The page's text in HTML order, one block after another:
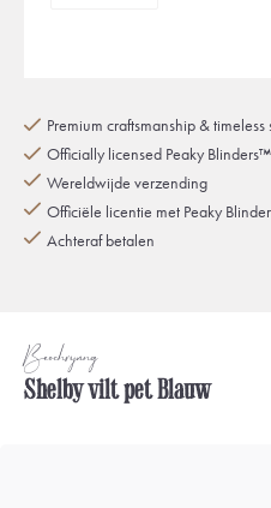
Premium craftsmanship & timeless
Officially licensed Peaky
Wereldwijde verzending
Officiële licentie met Peaky
Achteraf betalen
Beschrijving
Shelby vilt pet Blauw